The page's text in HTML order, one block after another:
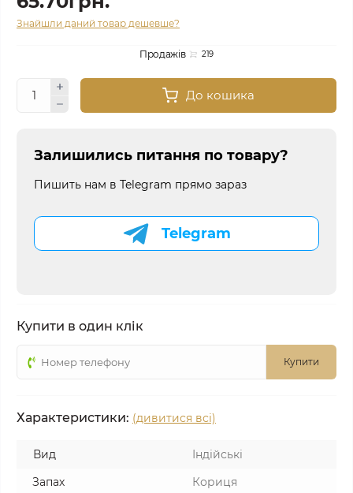
Знайшли даний товар дешевше?
Продажів 219
До кошика
Залишились питання по товару?
Пишить нам в Telegram прямо зараз
Telegram
Купити в один клік
Купити
Характеристики: (дивитися всі)
Вид
Індійські
Запах
Кориця